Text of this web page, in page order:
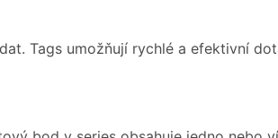
Tags umožňují rychlé a efektivní